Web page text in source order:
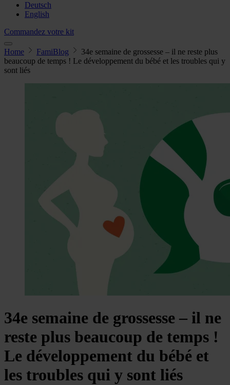
Deutsch
English
Commandez votre kit
Home FamiBlog
34e semaine de grossesse – il ne reste plus
beaucoup de temps ! Le développement du bébé et les troubles qui y
sont liés
34e semaine de grossesse – il ne
reste plus beaucoup de temps !
Le développement du bébé et
les troubles qui y sont liés